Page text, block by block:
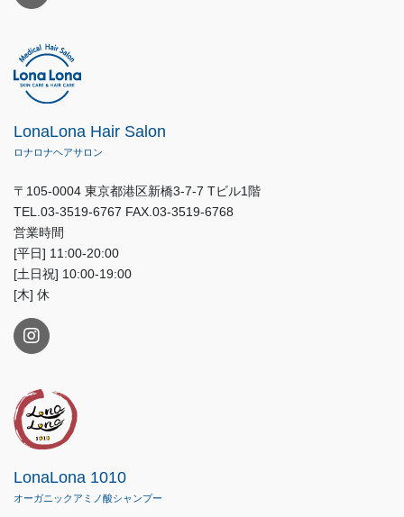
LonaLona Hair Salon
ロナロナヘアサロン
〒105-0004 東京都港区新橋3-7-7 Tビル1階
TEL.03-3519-6767 FAX.03-3519-6768
営業時間
[平日] 11:00-20:00
[土日祝] 10:00-19:00
[木] 休
LonaLona 1010
オーガニックアミノ酸シャンプー